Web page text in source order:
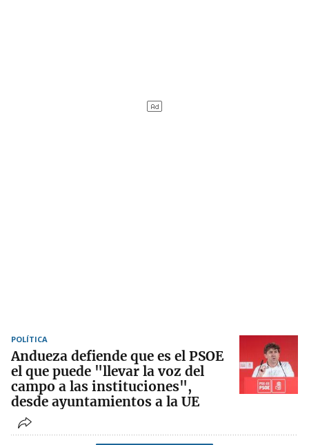
POLÍTICA
Andueza defiende que es el PSOE
el que puede "llevar la voz del
campo a las instituciones",
desde ayuntamientos a la UE